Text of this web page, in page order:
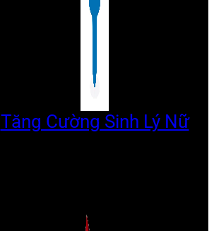
Tăng Cường Sinh Lý Nữ